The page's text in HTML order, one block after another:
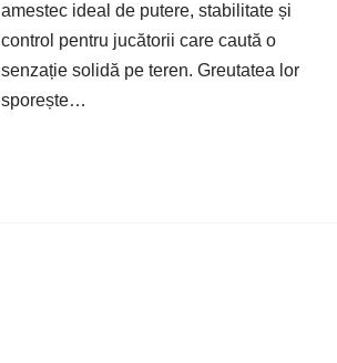
amestec ideal de putere, stabilitate și
control pentru jucătorii care caută o
senzație solidă pe teren. Greutatea lor
sporește…